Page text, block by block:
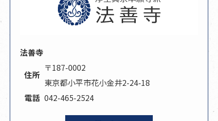
法善寺
住所
〒187-0002
東京都小平市花小金井2-24-18
電話 042-465-2524